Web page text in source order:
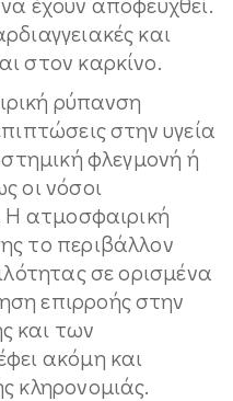
και
στον καρκίνο.
ρύπανση
στην υγεία
φλεγμονή ή
οι νόσοι
Η ατμοσφαιρική
το περιβάλλον
σε ορισμένα
επιρροής στην
και των
ακόμη και
κληρονομιάς.